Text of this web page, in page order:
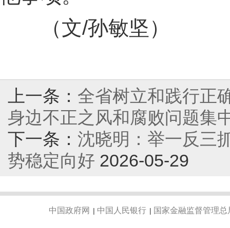
（文/孙敏坚）
上一条： 全省树立和践行正
身边不正之风和腐败问题集
下一条： 沈晓明：举一反三
势稳定向好 2026-05-29
中国政府网 | 中国人民银行 | 国家金融监督管理总